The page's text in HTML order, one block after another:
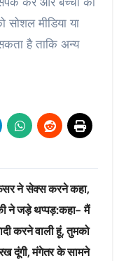
मीडिया या
है ताकि अन्य
ने सेक्स करने कहा,
ने जड़े थप्पड़:कहा- मैं
करने वाली हूं, तुमको
दूंगी, मंगेतर के सामने